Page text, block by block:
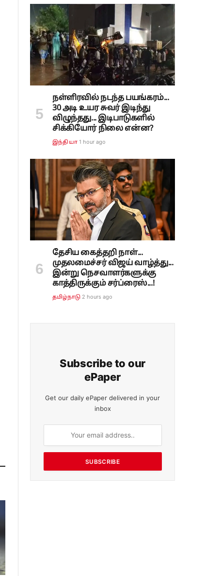
நள்ளிரவில் நடந்த பயங்கரம்...
30 அடி உயர சுவர் இடிந்து
விழுந்தது... இடிபாடுகளில்
சிக்கியோர் நிலை என்ன?
இந்தியா 1 hour ago
தேசிய கைத்தறி நாள்...
முதலமைச்சர் விஜய் வாழ்த்து...
இன்று நெசவாளர்களுக்கு
காத்திருக்கும் சர்ப்ரைஸ்...!
தமிழ்நாடு 2 hours ago
Subscribe to our
ePaper
Get our daily ePaper delivered in your
inbox
SUBSCRIBE